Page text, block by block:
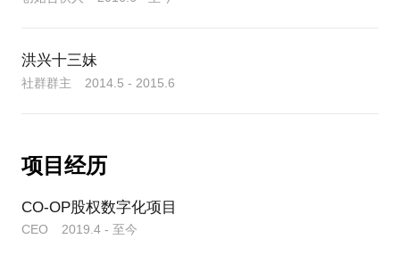
洪兴十三妹
社群群主 2014.5 - 2015.6
项目经历
CO-OP股权数字化项目
CEO 2019.4 - 至今